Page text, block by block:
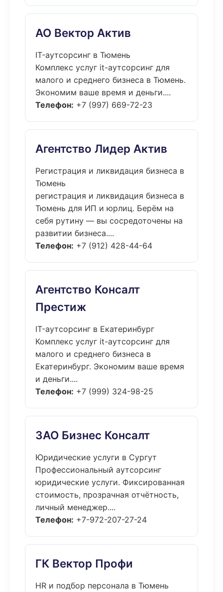
АО Вектор Актив
IT-аутсорсинг в Тюмень
Комплекс услуг it-аутсорсинг для
малого и среднего бизнеса в Тюмень.
Экономим ваше время и деньги....
Телефон: +7 (997) 669-72-23
Агентство Лидер Актив
Регистрация и ликвидация бизнеса в
Тюмень
регистрация и ликвидация бизнеса в
Тюмень для ИП и юрлиц. Берём на
себя рутину — вы сосредоточены на
развитии бизнеса....
Телефон: +7 (912) 428-44-64
Агентство Консалт
Престиж
IT-аутсорсинг в Екатеринбург
Комплекс услуг it-аутсорсинг для
малого и среднего бизнеса в
Екатеринбург. Экономим ваше время
и деньги....
Телефон: +7 (999) 324-98-25
ЗАО Бизнес Консалт
Юридические услуги в Сургут
Профессиональный аутсорсинг
юридические услуги. Фиксированная
стоимость, прозрачная отчётность,
личный менеджер....
Телефон: +7-972-207-27-24
ГК Вектор Профи
HR и подбор персонала в Тюмень